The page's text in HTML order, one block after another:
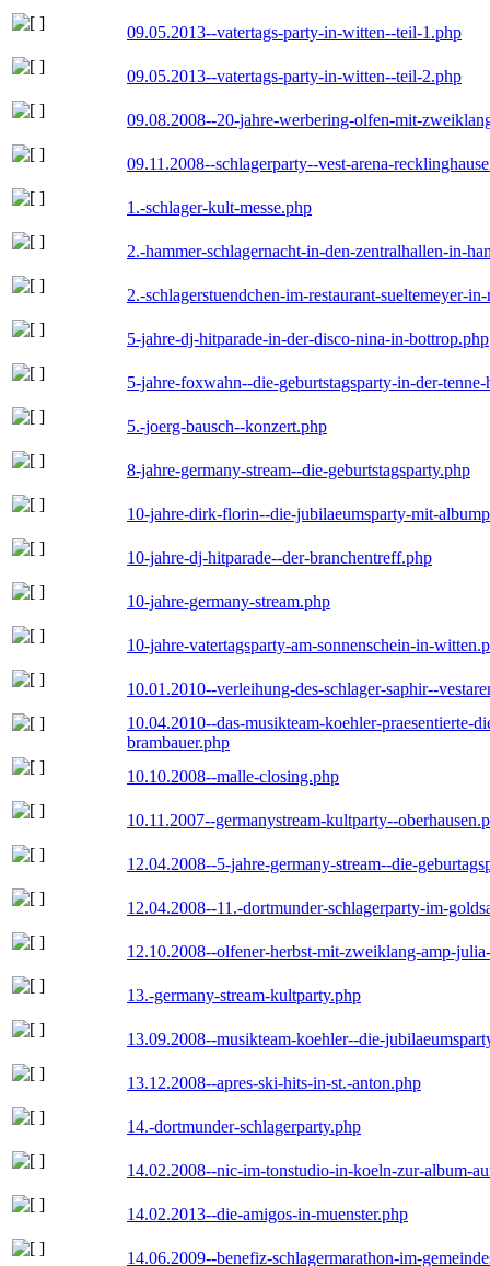
09.05.2013--vatertags-party-in-witten--teil-1.php
09.05.2013--vatertags-party-in-witten--teil-2.php
09.08.2008--20-jahre-werbering-olfen-mit-
09.11.2008--schlagerparty--vest-arena-
1.-schlager-kult-messe.php
2.-hammer-schlagernacht-in-den-zentralhallen-in-
2.-schlagerstuendchen-im-restaurant-sueltemeyer-
5-jahre-dj-hitparade-in-der-disco-nina-in-bottrop.php
5-jahre-foxwahn--die-geburtstagsparty-in-der-tenne-
5.-joerg-bausch--konzert.php
8-jahre-germany-stream--die-geburtstagsparty.php
10-jahre-dirk-florin--die-jubilaeumsparty-mit-
10-jahre-dj-hitparade--der-branchentreff.php
10-jahre-germany-stream.php
10-jahre-vatertagsparty-am-sonnenschein-in-
10.01.2010--verleihung-des-schlager-saphir--
10.04.2010--das-musikteam-koehler-praesentierte-
brambauer.php
10.10.2008--malle-closing.php
10.11.2007--germanystream-kultparty--
12.04.2008--5-jahre-germany-stream--die-
12.04.2008--11.-dortmunder-schlagerparty-im-
12.10.2008--olfener-herbst-mit-zweiklang-amp-
13.-germany-stream-kultparty.php
13.09.2008--musikteam-koehler--die-
13.12.2008--apres-ski-hits-in-st.-anton.php
14.-dortmunder-schlagerparty.php
14.02.2008--nic-im-tonstudio-in-koeln-zur-album-
14.02.2013--die-amigos-in-muenster.php
14.06.2009--benefiz-schlagermarathon-im-